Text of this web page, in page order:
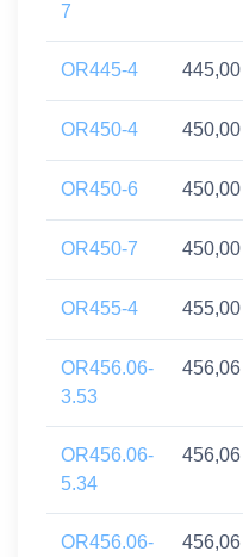
7
OR445-4 445,00
OR450-4 450,00
OR450-6 450,00
OR450-7 450,00
OR455-4 455,00
OR456.06-
3.53
456,06
OR456.06-
5.34
456,06
OR456.06-
456,06